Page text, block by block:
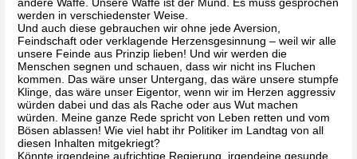
werden in verschiedenster Weise.
Und auch diese gebrauchen wir ohne jede Aversion,
Feindschaft oder verklagende Herzensgesinnung – weil wir alle
unsere Feinde aus Prinzip lieben! Und wir werden die
Menschen segnen und schauen, dass wir nicht ins Fluchen
kommen. Das wäre unser Untergang, das wäre unsere stumpfe
Klinge, das wäre unser Eigentor, wenn wir im Herzen aggressiv
würden dabei und das als Rache oder aus Wut machen
würden. Meine ganze Rede spricht von Leben retten und vom
Bösen ablassen! Wie viel habt ihr Politiker im Landtag von all
diesen Inhalten mitgekriegt?
Könnte irgendeine aufrichtige Regierung, irgendeine gesunde